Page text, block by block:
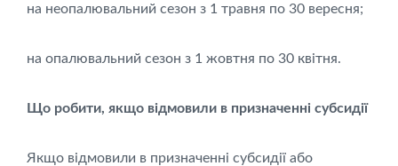
на неопалювальний сезон з 1 травня по 30 вересня;
на опалювальний сезон з 1 жовтня по 30 квітня.
Що робити, якщо відмовили в призначенні субсидії
Якщо відмовили в призначенні субсидії або